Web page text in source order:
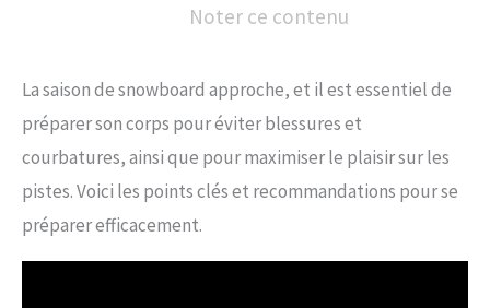
Noter ce contenu
La saison de snowboard approche, et il est essentiel de
préparer son corps pour éviter blessures et
courbatures, ainsi que pour maximiser le plaisir sur les
pistes. Voici les points clés et recommandations pour se
préparer efficacement.